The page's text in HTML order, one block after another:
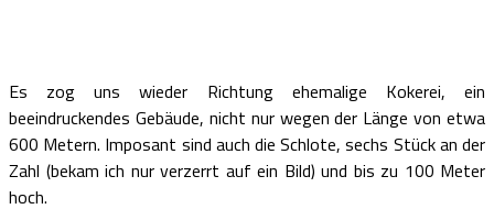
Es zog uns wieder Richtung ehemalige Kokerei, ein
beeindruckendes Gebäude, nicht nur wegen der Länge von etwa
600 Metern. Imposant sind auch die Schlote, sechs Stück an der
Zahl (bekam ich nur verzerrt auf ein Bild) und bis zu 100 Meter
hoch.